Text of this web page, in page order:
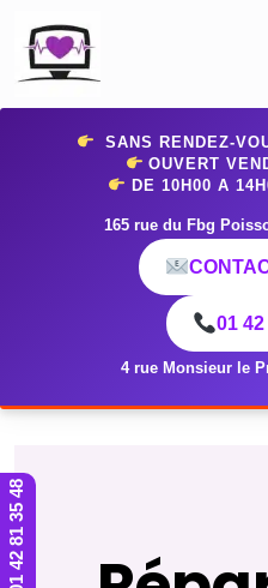
SANS RENDEZ-
OUVERT
DE 10H00 A
165 rue du Fbg
01
4 rue Monsieur le
01 42 81 35 48